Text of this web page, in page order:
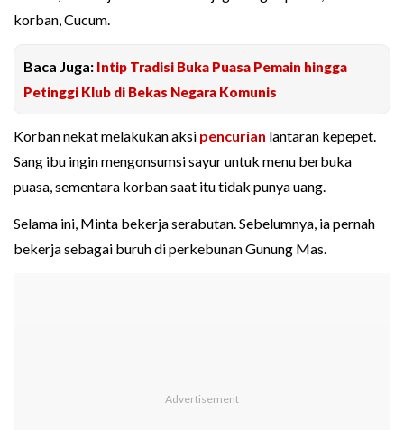
korban, Cucum.
Baca Juga: Intip Tradisi Buka Puasa Pemain hingga
Petinggi Klub di Bekas Negara Komunis
Korban nekat melakukan aksi pencurian lantaran kepepet.
Sang ibu ingin mengonsumsi sayur untuk menu berbuka
puasa, sementara korban saat itu tidak punya uang.
Selama ini, Minta bekerja serabutan. Sebelumnya, ia pernah
bekerja sebagai buruh di perkebunan Gunung Mas.